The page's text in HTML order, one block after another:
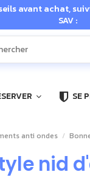
avant achat,
SAV :
SE
anti ondes
nid